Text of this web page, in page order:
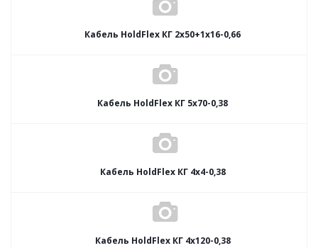
Кабель HoldFlex КГ 2x50+1x16-0,66
Кабель HoldFlex КГ 5x70-0,38
Кабель HoldFlex КГ 4x4-0,38
Кабель HoldFlex КГ 4x120-0,38